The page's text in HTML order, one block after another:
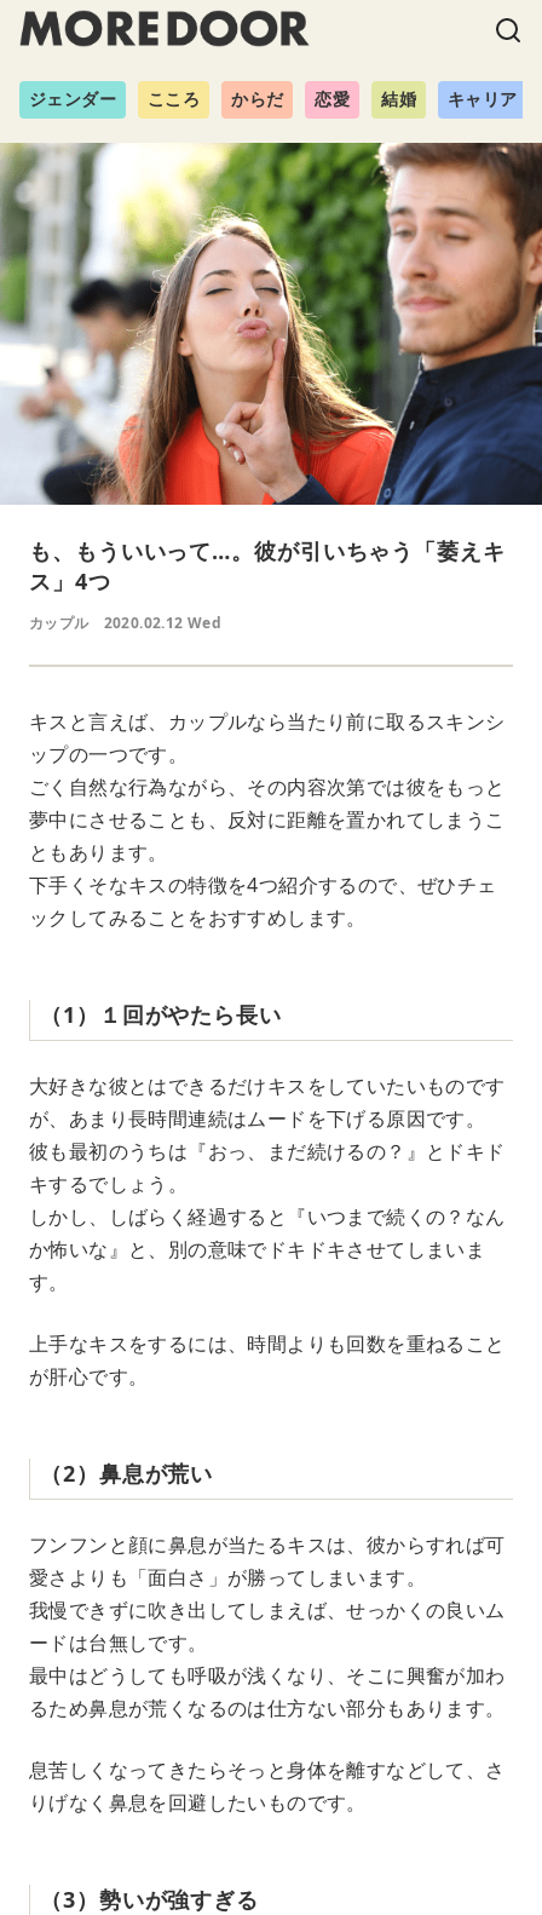
ジェンダー こころ からだ 恋愛 結婚 キャリア
も、もういいって…。彼が引いちゃう「萎えキ
ス」4つ
カップル 2020.02.12 Wed
キスと言えば、カップルなら当たり前に取るスキンシ
ップの一つです。
ごく自然な行為ながら、その内容次第では彼をもっと
夢中にさせることも、反対に距離を置かれてしまうこ
ともあります。
下手くそなキスの特徴を4つ紹介するので、ぜひチェ
ックしてみることをおすすめします。
（1）１回がやたら長い
大好きな彼とはできるだけキスをしていたいものです
が、あまり長時間連続はムードを下げる原因です。
彼も最初のうちは『おっ、まだ続けるの？』とドキド
キするでしょう。
しかし、しばらく経過すると『いつまで続くの？なん
か怖いな』と、別の意味でドキドキさせてしまいま
す。
上手なキスをするには、時間よりも回数を重ねること
が肝心です。
（2）鼻息が荒い
フンフンと顔に鼻息が当たるキスは、彼からすれば可
愛さよりも「面白さ」が勝ってしまいます。
我慢できずに吹き出してしまえば、せっかくの良いム
ードは台無しです。
最中はどうしても呼吸が浅くなり、そこに興奮が加わ
るため鼻息が荒くなるのは仕方ない部分もあります。
息苦しくなってきたらそっと身体を離すなどして、さ
りげなく鼻息を回避したいものです。
（3）勢いが強すぎる